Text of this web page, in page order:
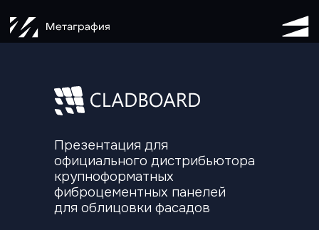
Презентация для
официального дистрибьютора
крупноформатных
фиброцементных панелей
для облицовки фасадов